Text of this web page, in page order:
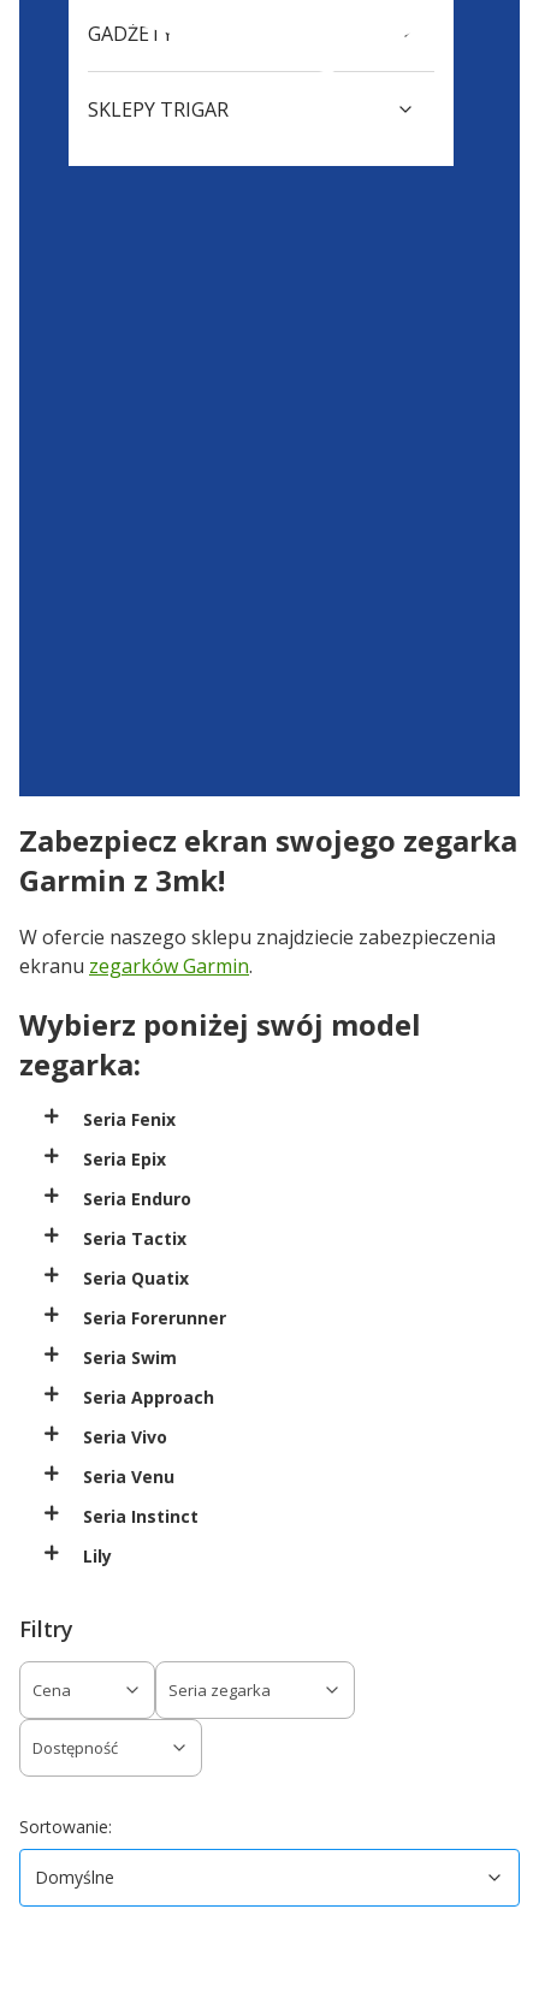
GADŻETY
SKLEPY TRIGAR
Zabezpiecz ekran swojego zegarka
Garmin z 3mk!
W ofercie naszego sklepu znajdziecie zabezpieczenia
ekranu zegarków Garmin.
Wybierz poniżej swój model
zegarka:
Seria Fenix
Seria Epix
Seria Enduro
Seria Tactix
Seria Quatix
Seria Forerunner
Seria Swim
Seria Approach
Seria Vivo
Seria Venu
Seria Instinct
Lily
Filtry
Cena Seria zegarka
Dostępność
Sortowanie:
Domyślne